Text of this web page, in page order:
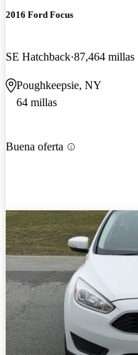
2016 Ford Focus
SE Hatchback 87,464 millas
Poughkeepsie, NY
64 millas
Buena oferta